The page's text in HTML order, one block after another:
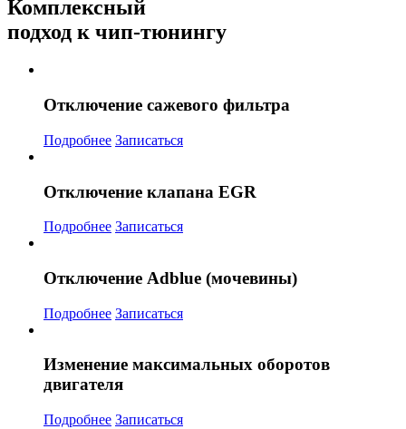
Комплексный
подход к чип-тюнингу
Отключение сажевого фильтра
Подробнее Записаться
Отключение клапана EGR
Подробнее Записаться
Отключение Adblue (мочевины)
Подробнее Записаться
Изменение максимальных оборотов
двигателя
Подробнее Записаться